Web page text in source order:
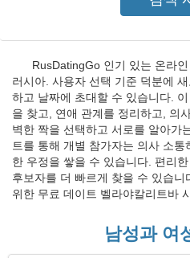
RusDatingGo 인기 있는 온라
러시아. 사용자 선택 기준 덕분에
하고 날짜에 초대할 수 있습니다.
을 찾고, 연애 관계를 정리하고, 의
벽한 짝을 선택하고 서로를 알아가
트를 통해 개별 참가자는 의사 소
한 우정을 쌓을 수 있습니다. 편리
후보자를 더 빠르게 찾을 수 있습
위한 무료 데이트 벨라야칼리트바
남성과 여